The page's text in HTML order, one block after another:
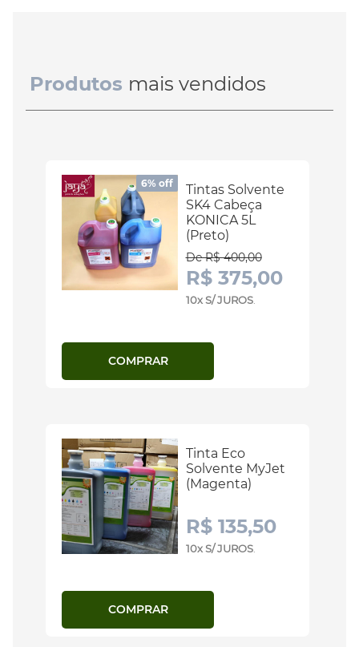
Produtos mais vendidos
6% off
Tintas Solvente
SK4 Cabeça
KONICA 5L
(Preto)
De R$ 400,00
R$ 375,00
10x S/ JUROS.
COMPRAR
Tinta Eco
Solvente MyJet
(Magenta)
R$ 135,50
10x S/ JUROS.
COMPRAR